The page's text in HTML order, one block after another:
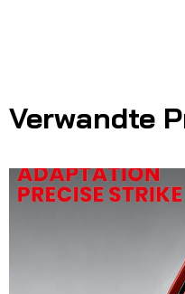
Verwandte